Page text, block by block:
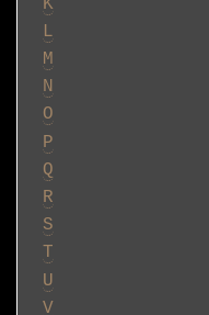
L
M
N
O
P
Q
R
S
T
U
V